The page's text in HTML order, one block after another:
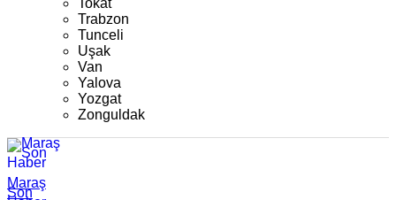
Tokat
Trabzon
Tunceli
Uşak
Van
Yalova
Yozgat
Zonguldak
Maraş
Son